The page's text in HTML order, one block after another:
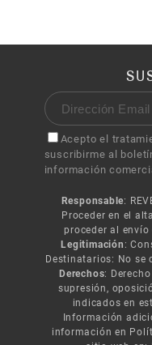
Acepto el
suscribirme al
información
Responsable:
Proceder en el
proceder al
Legitimación :
Destinatarios: No se
Derechos:
supresión,
indicados en
Información
información en